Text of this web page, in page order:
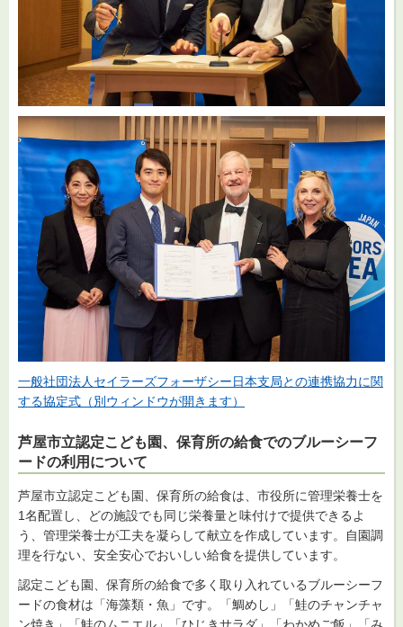
一般社団法人セイラーズフォーザシー日本支局との連携協力に関
する協定式（別ウィンドウが開きます）
芦屋市立認定こども園、保育所の給食でのブルーシーフ
ードの利用について
芦屋市立認定こども園、保育所の給食は、市役所に管理栄養士を
1名配置し、どの施設でも同じ栄養量と味付けで提供できるよ
う、管理栄養士が工夫を凝らして献立を作成しています。自園調
理を行ない、安全安心でおいしい給食を提供しています。
認定こども園、保育所の給食で多く取り入れているブルーシーフ
ードの食材は「海藻類・魚」です。「鯛めし」「鮭のチャンチャ
ン焼き」「鮭のムニエル」「ひじきサラダ」「わかめご飯」「み